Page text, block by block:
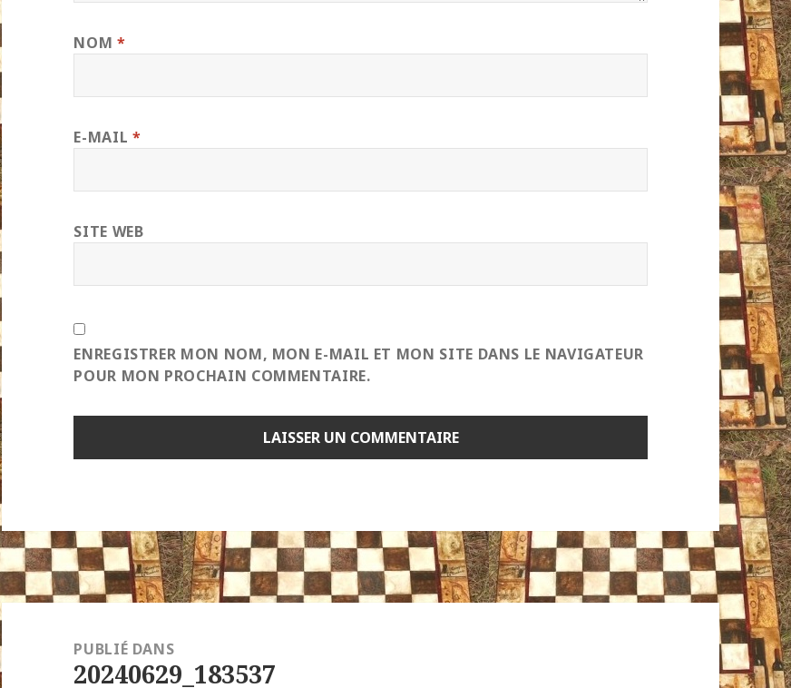
NOM *
E-MAIL *
SITE WEB
ENREGISTRER MON NOM, MON E-MAIL ET MON SITE DANS LE NAVIGATEUR
POUR MON PROCHAIN COMMENTAIRE.
Navigation
de
l’article
PUBLIÉ DANS
20240629_183537